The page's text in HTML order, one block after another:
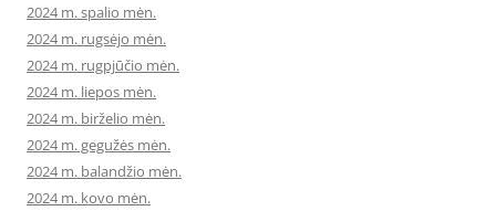
2024 m. spalio mėn.
2024 m. rugsėjo mėn.
2024 m. rugpjūčio mėn.
2024 m. liepos mėn.
2024 m. birželio mėn.
2024 m. gegužės mėn.
2024 m. balandžio mėn.
2024 m. kovo mėn.